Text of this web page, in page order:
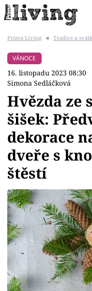
BYDLENÍ SLAVNÝCH
Témata
Bydlení
Zahrada
Design
Sledujte prima+
Přihlášení
Sledujte nás
Prima Living ■ Tradice a
VÁNOCE
16. listopadu 2023 08:30
Simona Sedláčková
Hvězda ze
šišek:
dekorace
dveře s
štěstí